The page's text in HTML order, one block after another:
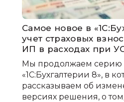
Самое новое в
учет страховых
ИП в расходах при
Мы продолжаем серию
«1С:Бухгалтерии 8», в
рассказываем об
версиях решения, о